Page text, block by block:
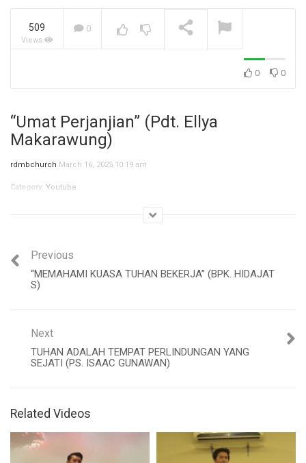
Jangan Biarkan Masa Lalu,
Depanmu! (Ibu Siane)
509
Views
0
0 0
“Umat Perjanjian” (Pdt. Ellya
Makarawung)
rdmbchurch March 16, 2025 10:19 am
Category: Youtube
Previous
“MEMAHAMI KUASA TUHAN BEKERJA” (BPK. HIDAJAT
S)
Next
TUHAN ADALAH TEMPAT PERLINDUNGAN YANG
SEJATI (PS. ISAAC GUNAWAN)
Related Videos